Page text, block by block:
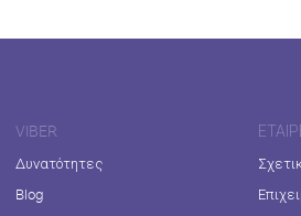
VIBER
Δυνατότητες
Blog